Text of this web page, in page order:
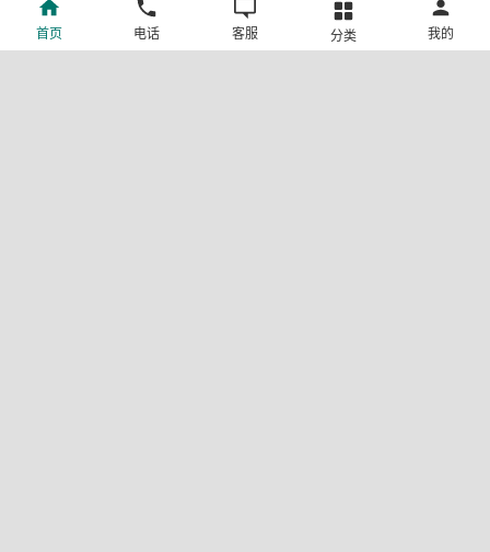
特色为一体的七彩云南，游览九寨沟三条沟：树正
沟；日则沟；则渣洼沟，先后游览熊猫海、长海、
1413人关注
首页 电话 客服 分类 我的